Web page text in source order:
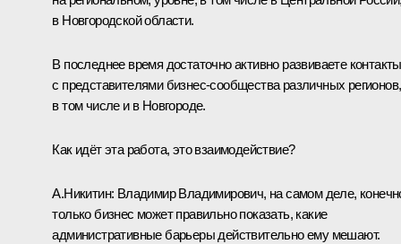
в Новгородской области.
В последнее время достаточно активно развиваете контакты
с представителями бизнес-сообщества различных регионов,
в том числе и в Новгороде.
Как идёт эта работа, это взаимодействие?
А.Никитин: Владимир Владимирович, на самом деле,
только бизнес может правильно показать, какие
административные барьеры действительно ему мешают.